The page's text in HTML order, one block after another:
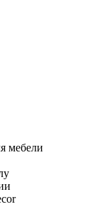
мебели